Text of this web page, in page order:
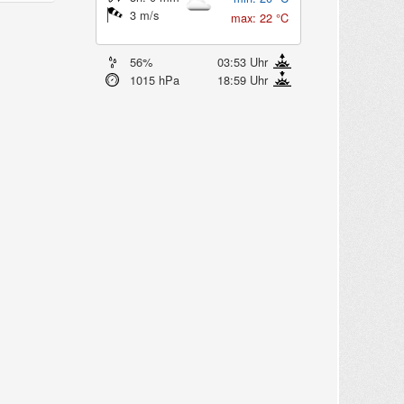
3 m/s
max: 22 °C
56%
03:53 Uhr
1015 hPa
18:59 Uhr